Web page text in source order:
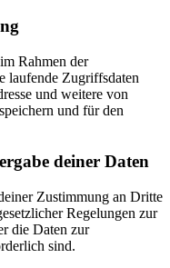
Rahmen der
laufende Zugriffsdaten
und weitere von
und für den
deiner Daten
Zustimmung an Dritte
Regelungen zur
die Daten zur
sind.